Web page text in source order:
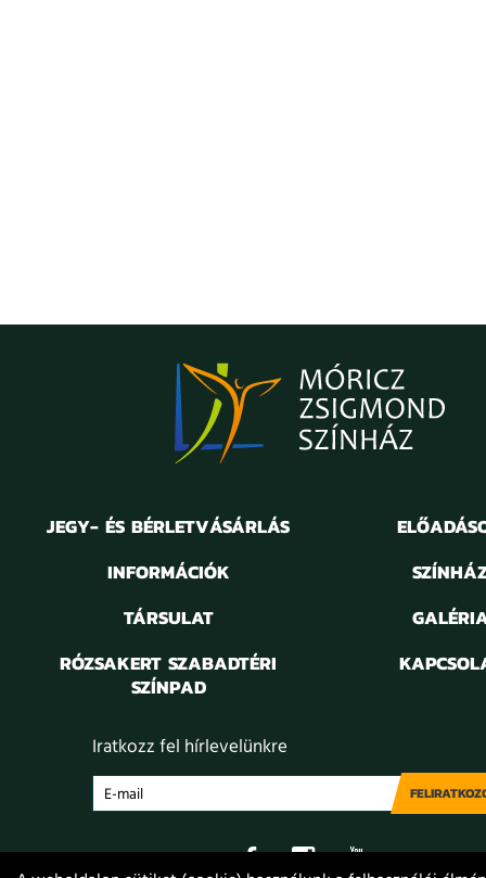
JEGY- ÉS BÉRLETVÁSÁRLÁS
INFORMÁCIÓK
TÁRSULAT
RÓZSAKERT SZABADTÉRI
SZÍNPAD
Iratkozz fel hírlevelünkre